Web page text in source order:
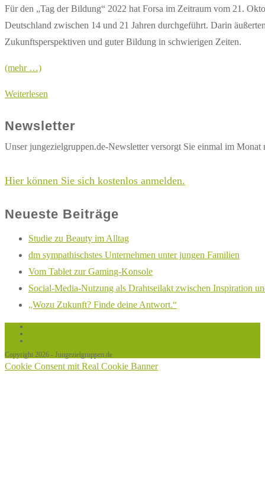
Für den „Tag der Bildung“ 2022 hat Forsa im Zeitraum vom 21.
Deutschland zwischen 14 und 21 Jahren durchgeführt. Darin
Zukunftsperspektiven und guter Bildung in schwierigen Zeiten.
(mehr …)
Weiterlesen
der
Jugend
Bildung
Newsletter
Unser jungezielgruppen.de-Newsletter versorgt Sie einmal im
Hier können Sie sich kostenlos anmelden.
Neueste Beiträge
Studie zu Beauty im Alltag
dm sympathischstes Unternehmen unter jungen Familien
Vom Tablet zur Gaming-Konsole
Social-Media-Nutzung als Drahtseilakt zwischen Inspiration
„Wozu Zukunft? Finde deine Antwort.“
Copyright 2026 - Jungezielgruppen.de
Cookie Consent mit Real Cookie Banner